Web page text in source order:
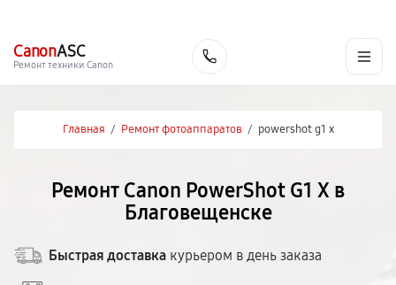
CanonASC
Ремонт техники Canon
Главная / Ремонт фотоаппаратов / powershot g1 x
Ремонт Canon PowerShot G1 X в
Благовещенске
Быстрая доставка курьером в день заказа